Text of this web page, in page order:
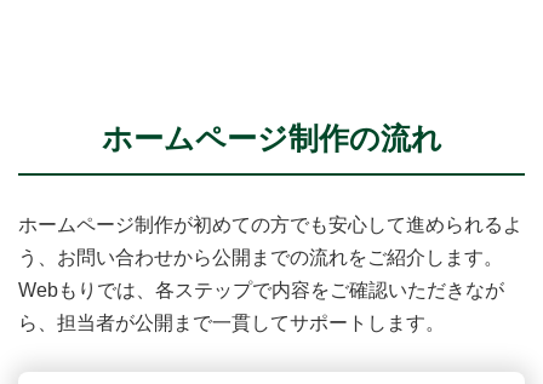
ホームページ制作の流れ
ホームページ制作が初めての方でも安心して進められるよ
う、お問い合わせから公開までの流れをご紹介します。
Webもりでは、各ステップで内容をご確認いただきなが
ら、担当者が公開まで一貫してサポートします。